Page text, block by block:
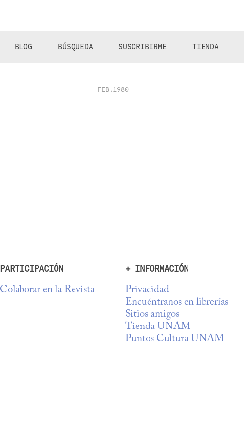
BLOG BÚSQUEDA SUSCRIBIRME TIENDA
FEB.1980
PARTICIPACIÓN
Colaborar en la Revista
+ INFORMACIÓN
Privacidad
Encuéntranos en librerías
Sitios amigos
Tienda UNAM
Puntos Cultura UNAM